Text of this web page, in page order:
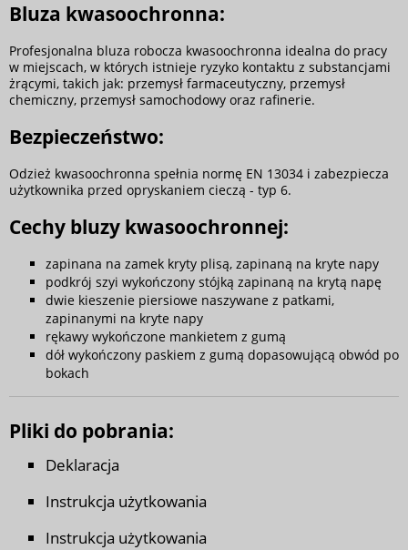
Bluza kwasoochronna:
Profesjonalna bluza robocza kwasoochronna idealna do pracy
w miejscach, w których istnieje ryzyko kontaktu z substancjami
żrącymi, takich jak: przemysł farmaceutyczny, przemysł
chemiczny, przemysł samochodowy oraz rafinerie.
Bezpieczeństwo:
Odzież kwasoochronna spełnia normę EN 13034 i zabezpiecza
użytkownika przed opryskaniem cieczą - typ 6.
Cechy bluzy kwasoochronnej:
zapinana na zamek kryty plisą, zapinaną na kryte napy
podkrój szyi wykończony stójką zapinaną na krytą napę
dwie kieszenie piersiowe naszywane z patkami,
zapinanymi na kryte napy
rękawy wykończone mankietem z gumą
dół wykończony paskiem z gumą dopasowującą obwód po
bokach
Pliki do pobrania:
Deklaracja
Instrukcja użytkowania
Instrukcja użytkowania